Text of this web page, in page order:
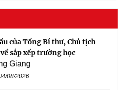
của Tổng Bí thư, Chủ tịch
sắp xếp trường học
Giang
08/2026